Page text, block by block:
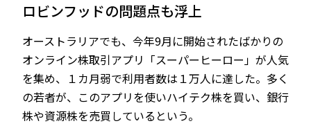
ロビンフッドの問題点も浮上
オーストラリアでも、今年9月に開始されたばかりの
オンライン株取引アプリ「スーパーヒーロー」が人気
を集め、１カ月弱で利用者数は１万人に達した。多く
の若者が、このアプリを使いハイテク株を買い、銀行
株や資源株を売買しているという。